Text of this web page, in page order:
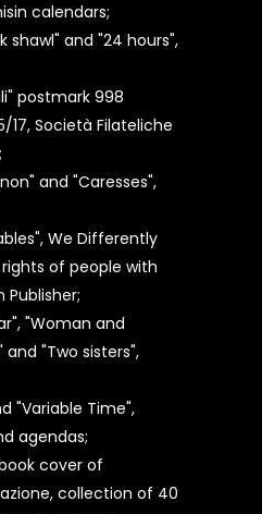
calendars;
shawl" and "24 hours",
postmark 998
Società Filateliche
and "Caresses",
We Differently
of people with
Publisher;
"Woman and
"Two sisters",
"Variable Time",
agendas;
book cover of
collection of 40